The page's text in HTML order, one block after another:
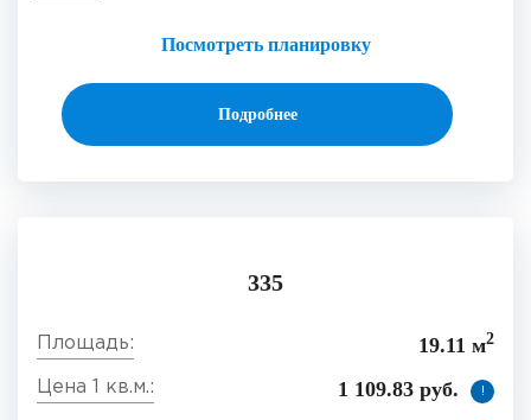
Посмотреть планировку
Подробнее
335
19.11 м2
1 109.83 руб. !